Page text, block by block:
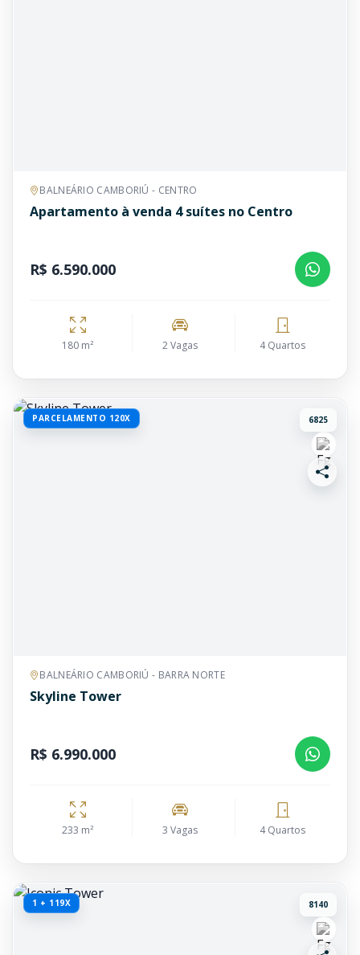
BALNEÁRIO CAMBORIÚ - CENTRO
Apartamento à venda 4 suítes no Centro
R$ 6.590.000
180 m² 2 Vagas 4 Quartos
PARCELAMENTO 120X 6825
BALNEÁRIO CAMBORIÚ - BARRA NORTE
Skyline Tower
R$ 6.990.000
233 m² 3 Vagas 4 Quartos
1 + 119X 8140